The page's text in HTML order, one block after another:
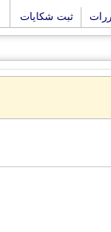
ثبت شکایات